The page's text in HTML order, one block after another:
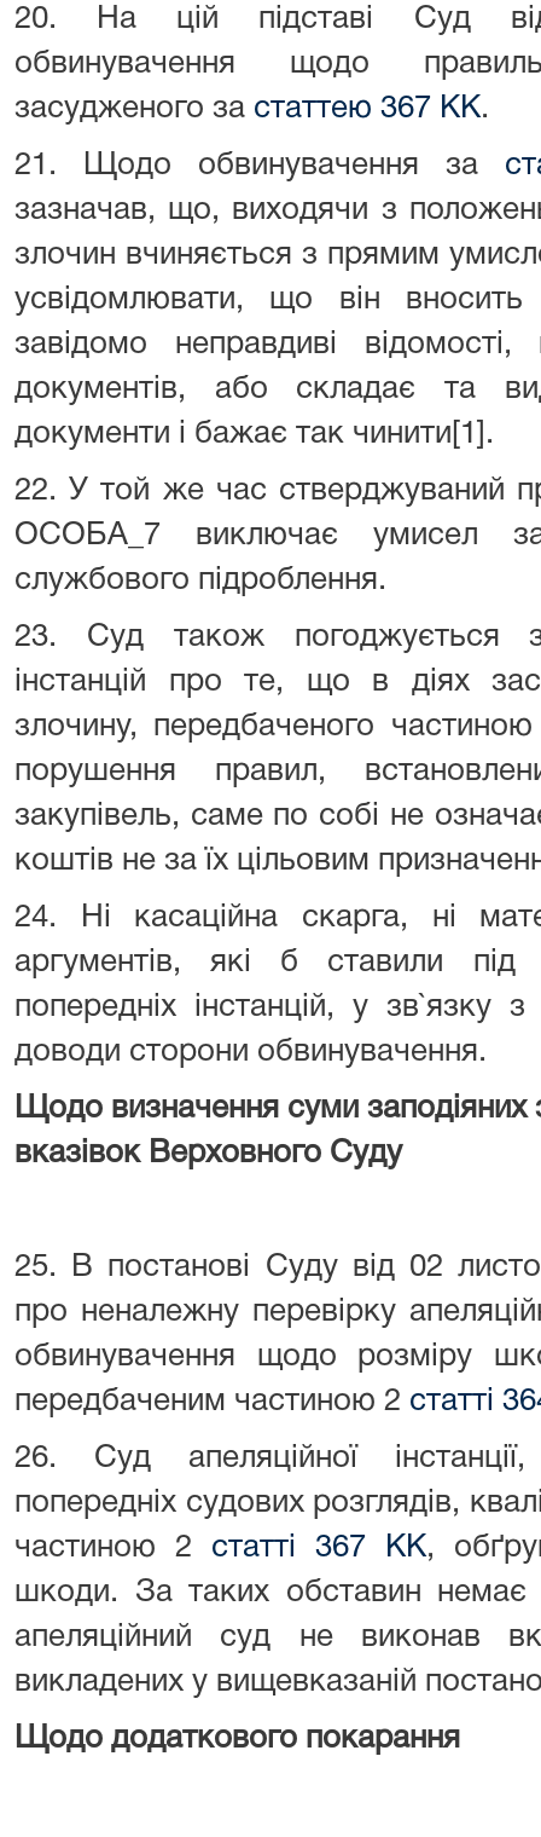
20. На цій підставі Суд
обвинувачення щодо
засудженого за статтею 367 КК.
21. Щодо обвинувачення за
зазначав, що, виходячи з
злочин вчиняється з прямим
усвідомлювати, що він вносить
завідомо неправдиві
документів, або складає та
документи і бажає так чинити[1].
22. У той же час стверджуваний
ОСОБА_7 виключає умисел
службового підроблення.
23. Суд також погоджується з
інстанцій про те, що в діях
злочину, передбаченого
порушення правил,
закупівель, саме по собі не
коштів не за їх цільовим
24. Ні касаційна скарга, ні
аргументів, які б ставили під
попередніх інстанцій, у зв`язку
доводи сторони обвинувачення.
Щодо визначення суми заподіяних
вказівок Верховного Суду
25. В постанові Суду від 02
про неналежну перевірку
обвинувачення щодо розміру
передбаченим частиною 2 статті
26. Суд апеляційної
попередніх судових розглядів,
частиною 2 статті 367 КК,
шкоди. За таких обставин немає
апеляційний суд не виконав
викладених у вищевказаній
Щодо додаткового покарання